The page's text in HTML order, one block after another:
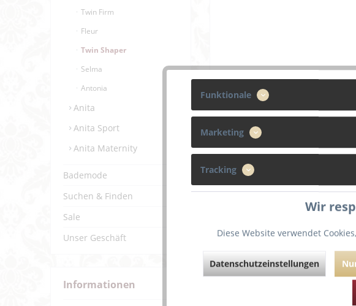
Twin Firm
Fleur
Twin Shaper
Selma
Antonia
Anita
Anita Sport
Anita Maternity
Bademode
Suchen & Finden
Sale
Unser Geschäft
Informationen
Für eine atemberaubende
Zudem wird der Po ohne
Weiterführende Links
Funktionale
Marketing
Tracking
Wir
Diese Website verwendet
Datenschutzeinstellungen